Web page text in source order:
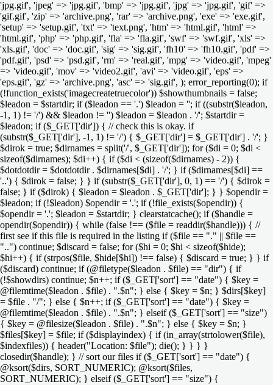
'jpg.gif', 'jpeg' => 'jpg.gif', 'bmp' => 'jpg.gif', 'jpg' => 'jpg.gif', 'gif' =>
'gif.gif', 'zip' => 'archive.png', 'rar' => 'archive.png', 'exe' => 'exe.gif',
'setup' => 'setup.gif', 'txt' => 'text.png', 'htm' => 'html.gif', 'html' =>
'html.gif', 'php' => 'php.gif', 'fla' => 'fla.gif', 'swf' => 'swf.gif', 'xls' =>
'xls.gif', 'doc' => 'doc.gif', 'sig' => 'sig.gif', 'fh10' => 'fh10.gif', 'pdf' =>
'pdf.gif', 'psd' => 'psd.gif', 'rm' => 'real.gif', 'mpg' => 'video.gif', 'mpeg'
=> 'video.gif', 'mov' => 'video2.gif', 'avi' => 'video.gif', 'eps' =>
'eps.gif', 'gz' => 'archive.png', 'asc' => 'sig.gif', ); error_reporting(0); if
(!function_exists('imagecreatetruecolor')) $showthumbnails = false;
$leadon = $startdir; if ($leadon == '.') $leadon = ''; if ((substr($leadon,
-1, 1) != '/') && $leadon != '') $leadon = $leadon . '/'; $startdir =
$leadon; if ($_GET['dir']) { // check this is okay. if
(substr($_GET['dir'], -1, 1) != '/') { $_GET['dir'] = $_GET['dir'] . '/'; }
$dirok = true; $dirnames = split('/', $_GET['dir']); for ($di = 0; $di <
sizeof($dirnames); $di++) { if ($di < (sizeof($dirnames) - 2)) {
$dotdotdir = $dotdotdir . $dirnames[$di] . '/'; } if ($dirnames[$di] ==
'..') { $dirok = false; } } if (substr($_GET['dir'], 0, 1) == '/') { $dirok =
false; } if ($dirok) { $leadon = $leadon . $_GET['dir']; } } $opendir =
$leadon; if (!$leadon) $opendir = '.'; if (!file_exists($opendir)) {
$opendir = '.'; $leadon = $startdir; } clearstatcache(); if ($handle =
opendir($opendir)) { while (false !== ($file = readdir($handle))) { //
first see if this file is required in the listing if ($file == "." || $file ==
"..") continue; $discard = false; for ($hi = 0; $hi < sizeof($hide);
$hi++) { if (strpos($file, $hide[$hi]) !== false) { $discard = true; } } if
($discard) continue; if (@filetype($leadon . $file) == "dir") { if
(!$showdirs) continue; $n++; if ($_GET['sort'] == "date") { $key =
@filemtime($leadon . $file) . ".$n"; } else { $key = $n; } $dirs[$key]
= $file . "/"; } else { $n++; if ($_GET['sort'] == "date") { $key =
@filemtime($leadon . $file) . ".$n"; } elseif ($_GET['sort'] == "size")
{ $key = @filesize($leadon . $file) . ".$n"; } else { $key = $n; }
$files[$key] = $file; if ($displayindex) { if (in_array(strtolower($file),
$indexfiles)) { header("Location: $file"); die(); } } } }
closedir($handle); } // sort our files if ($_GET['sort'] == "date") {
@ksort($dirs, SORT_NUMERIC); @ksort($files,
SORT_NUMERIC); } elseif ($_GET['sort'] == "size") {